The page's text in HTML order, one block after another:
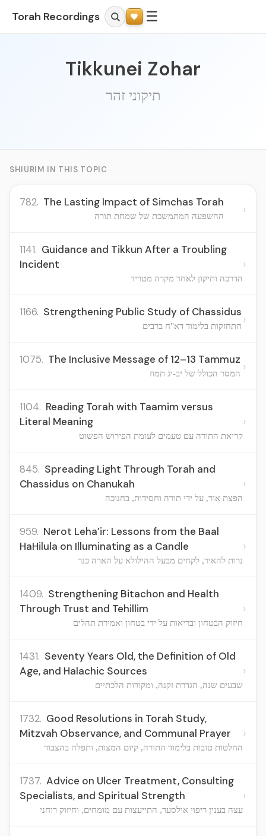
Torah Recordings ☰
Tikkunei Zohar
תיקוני זהר
SHIURIM IN THIS TOPIC
782. The Lasting Impact of Simchas Torah
ההשפעה המתמשכת של שמחת תורה ›
1141. Guidance and Tikkun After a Troubling
Incident
הדרכה ותיקון לאחר מקרה מטריד
›
1166. Strengthening Public Study of Chassidus
התחזקות בלימוד דא"ח ברבים ›
1075. The Inclusive Message of 12–13 Tammuz
המסר הכולל של יב-יג תמוז ›
1104. Reading Torah with Taamim versus
Literal Meaning
קריאת התורה עם טעמים לעומת הפירוש הפשוט
›
845. Spreading Light Through Torah and
Chassidus on Chanukah
הפצת אור, על ידי תורה וחסידות, בחנוכה
›
959. Nerot Leha’ir: Lessons from the Baal
HaHilula on Illuminating as a Candle
נרות להאיר, לקחים מבעל ההילולא על הארה כנר
›
1409. Strengthening Bitachon and Health
Through Trust and Tehillim
חיזוק הבטחון ובריאות על ידי בטחון ואמירת תהלים
›
1431. Seventy Years Old, the Definition of Old
Age, and Halachic Sources
שבעים שנה, הגדרת זקנה, ומקורות הלכתיים
›
1732. Good Resolutions in Torah Study,
Mitzvah Observance, and Communal Prayer
החלטות טובות בלימוד התורה, קיום המצות, ותפלה בהצבור
›
1737. Advice on Ulcer Treatment, Consulting
Specialists, and Spiritual Strength
עצה בענין ריפוי אולסער, התייעצות עם מומחים, וחיזוק רוחני
›